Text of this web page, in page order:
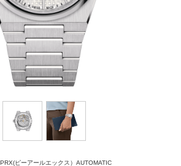
PRX(ピーアールエックス）AUTOMATIC